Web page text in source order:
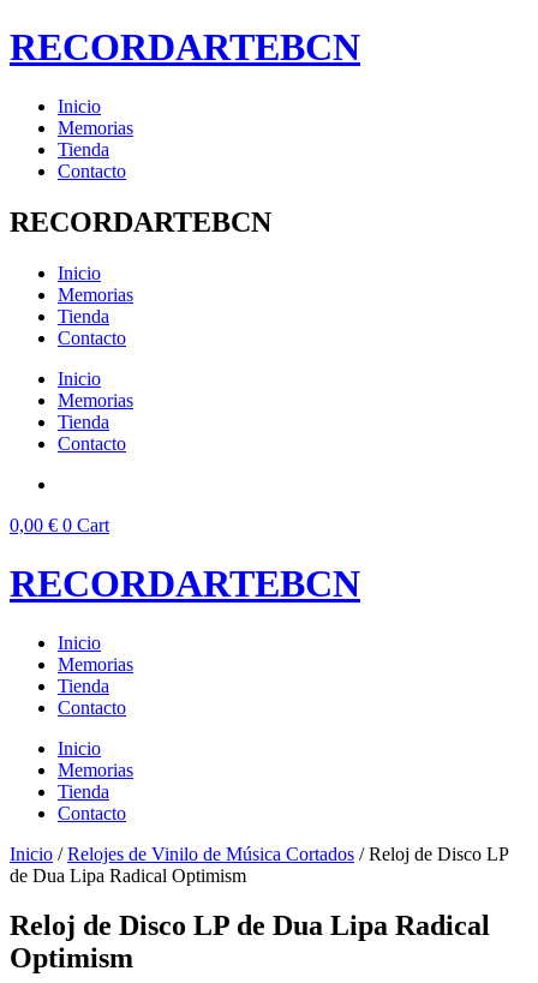
Ir
al
RECORDARTEBCN
Inicio
Memorias
Tienda
Contacto
RECORDARTEBCN
Inicio
Memorias
Tienda
Contacto
Inicio
Memorias
Tienda
Contacto
0,00 € 0 Cart
RECORDARTEBCN
Inicio
Memorias
Tienda
Contacto
Inicio
Memorias
Tienda
Contacto
Inicio /Relojes de Vinilo de Música Cortados / Reloj de Disco LP
de Dua Lipa Radical Optimism
Reloj de Disco LP de Dua Lipa Radical
Optimism